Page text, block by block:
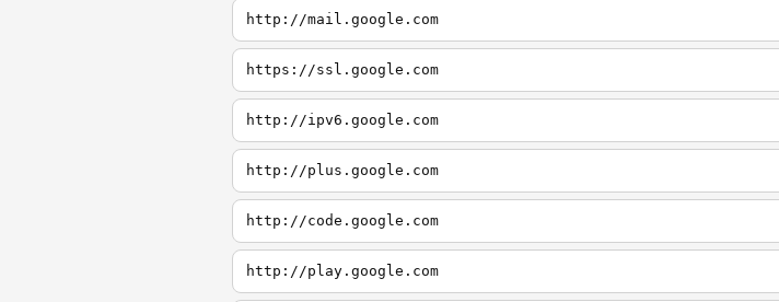
http://mail.google.com
https://ssl.google.com
http://ipv6.google.com
http://plus.google.com
http://code.google.com
http://play.google.com